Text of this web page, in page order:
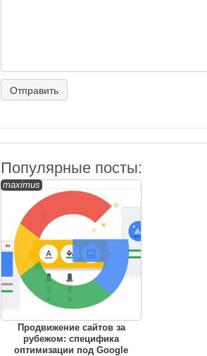
Популярные посты:
maximus
Продвижение сайтов за
рубежом: специфика
оптимизации под Google